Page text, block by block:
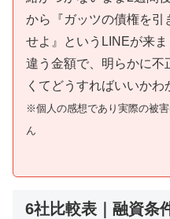
から『ガッツの債権を引
せよ』というLINEが来
違う金額で、明らかに不
くてどうすればいいかわ
※個人の感想であり実際の被
ん
6社比較表｜融資条